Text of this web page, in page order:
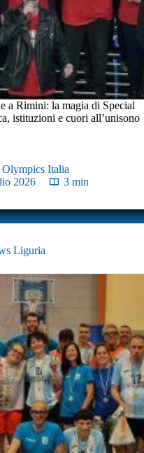
a Rimini: la magia di Special
istituzioni e cuori all’unisono
Olympics Italia
2026
3 min
Liguria